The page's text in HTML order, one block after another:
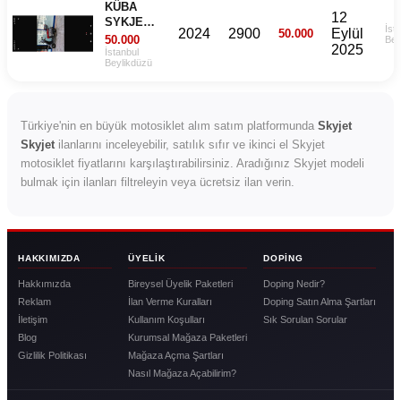
KÜBA
SYKJET
BAYBERY
125CC
50.000
İstanbul
Beylikdüzü
2024 2900 50.000
12
Eylül
2025
Türkiye'nin en büyük motosiklet alım satım platformunda Skyjet
Skyjet ilanlarını inceleyebilir, satılık sıfır ve ikinci el Skyjet
motosiklet fiyatlarını karşılaştırabilirsiniz. Aradığınız Skyjet modeli
bulmak için ilanları filtreleyin veya ücretsiz ilan verin.
HAKKIMIZDA
Hakkımızda
Reklam
İletişim
Blog
Gizlilik Politikası
ÜYELIK
Bireysel Üyelik Paketleri
İlan Verme Kuralları
Kullanım Koşulları
Kurumsal Mağaza Paketleri
Mağaza Açma Şartları
Nasıl Mağaza Açabilirim?
DOPING
Doping Nedir?
Doping Satın Alma Şartları
Sık Sorulan Sorular